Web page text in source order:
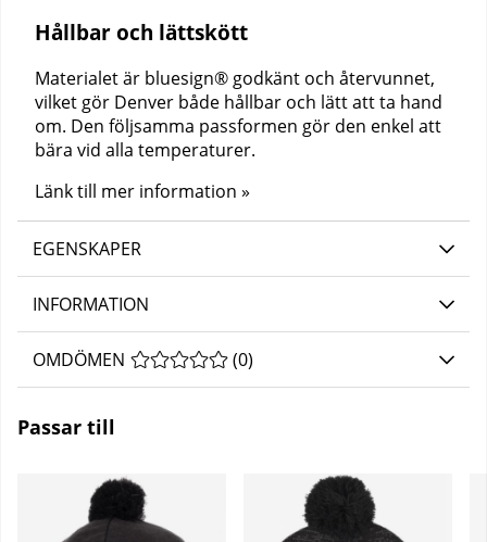
Hållbar och lättskött
Materialet är bluesign® godkänt och återvunnet,
vilket gör Denver både hållbar och lätt att ta hand
om. Den följsamma passformen gör den enkel att
bära vid alla temperaturer.
Länk till mer information »
EGENSKAPER
INFORMATION
OMDÖMEN MEDELBETYG 0 AV 5 ANTAL BETYG 0
(0)
Passar till